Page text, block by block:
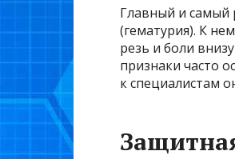
Главный и самый
(гематурия). К
резь и боли
признаки часто
к специалистам